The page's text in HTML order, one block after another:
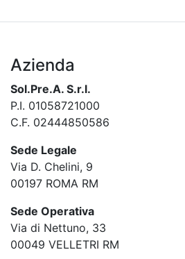
Azienda
Sol.Pre.A. S.r.l.
P.I. 01058721000
C.F. 02444850586
Sede Legale
Via D. Chelini, 9
00197 ROMA RM
Sede Operativa
Via di Nettuno, 33
00049 VELLETRI RM